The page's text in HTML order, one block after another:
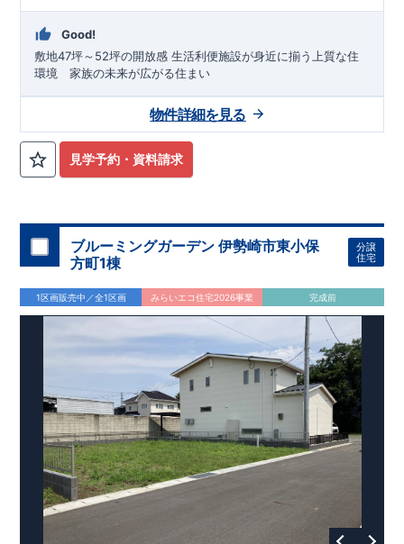
Good!
敷地47坪～52坪の開放感 生活利便施設が身近に揃う上質な住
環境 家族の未来が広がる住まい
見学予約・資料請求
物件詳細を見る
ブルーミングガーデン 伊勢崎市東小保
方町1棟
分譲
住宅
1区画販売中／全1区画 みらいエコ住宅2026事業 完成前